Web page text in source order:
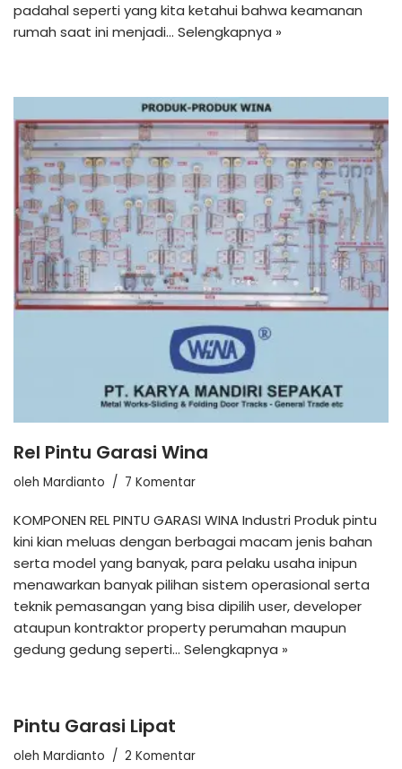
padahal seperti yang kita ketahui bahwa keamanan
rumah saat ini menjadi… Selengkapnya »
Rel Pintu Garasi Wina
oleh Mardianto 7 Komentar
KOMPONEN REL PINTU GARASI WINA Industri Produk pintu
kini kian meluas dengan berbagai macam jenis bahan
serta model yang banyak, para pelaku usaha inipun
menawarkan banyak pilihan sistem operasional serta
teknik pemasangan yang bisa dipilih user, developer
ataupun kontraktor property perumahan maupun
gedung gedung seperti… Selengkapnya »
Pintu Garasi Lipat
oleh Mardianto 2 Komentar